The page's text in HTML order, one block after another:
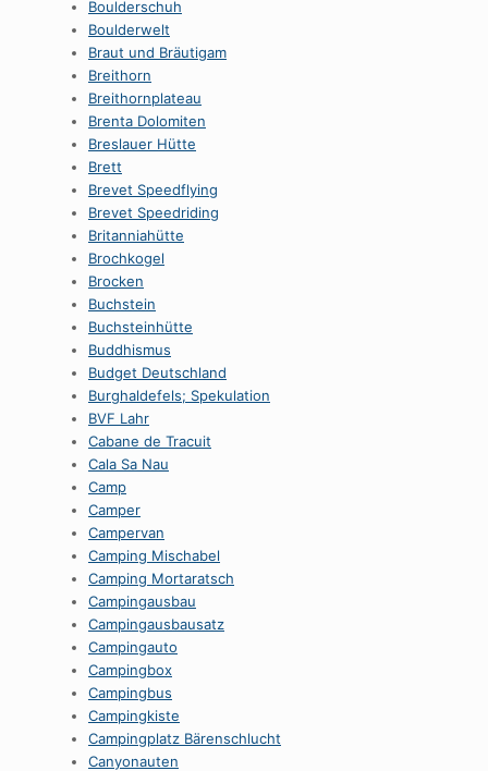
Boulderschuh
Boulderwelt
Braut und Bräutigam
Breithorn
Breithornplateau
Brenta Dolomiten
Breslauer Hütte
Brett
Brevet Speedflying
Brevet Speedriding
Britanniahütte
Brochkogel
Brocken
Buchstein
Buchsteinhütte
Buddhismus
Budget Deutschland
Burghaldefels; Spekulation
BVF Lahr
Cabane de Tracuit
Cala Sa Nau
Camp
Camper
Campervan
Camping Mischabel
Camping Mortaratsch
Campingausbau
Campingausbausatz
Campingauto
Campingbox
Campingbus
Campingkiste
Campingplatz Bärenschlucht
Canyonauten